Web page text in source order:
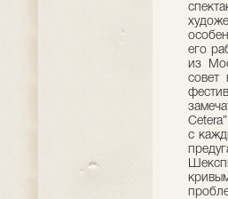
его
из
совет
с